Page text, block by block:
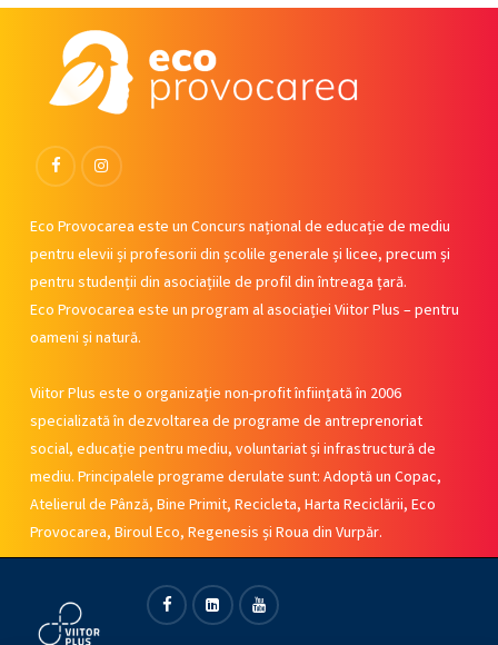
FacebookInstagram
Eco Provocarea este un Concurs național de educație de mediu
pentru elevii și profesorii din școlile generale și licee, precum și
pentru studenții din asociațiile de profil din întreaga țară.
Eco Provocarea este un program al asociației Viitor Plus – pentru
oameni și natură.
Viitor Plus este o organizație non-profit înființată în 2006
specializată în dezvoltarea de programe de antreprenoriat
social, educație pentru mediu, voluntariat și infrastructură de
mediu. Principalele programe derulate sunt: Adoptă un Copac,
Atelierul de Pânză, Bine Primit, Recicleta, Harta Reciclării, Eco
Provocarea, Biroul Eco, Regenesis și Roua din Vurpăr.
FacebookLinkedinYoutube